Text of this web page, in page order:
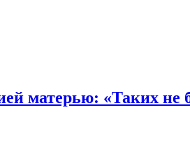
матерью: «Таких не